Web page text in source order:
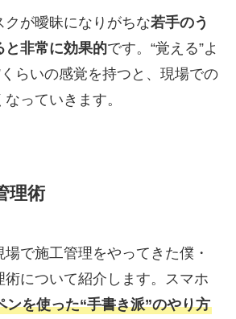
クが曖昧になりがちな若手のう
と非常に効果的です。“覚える”よ
くらいの感覚を持つと、現場での
っていきます。
理術
で施工管理をやってきた僕・
術について紹介します。スマホ
ンを使った“手書き派”のやり方